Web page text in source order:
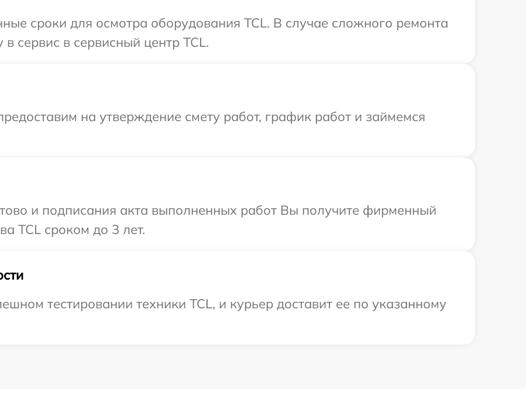
сроки для осмотра оборудования TCL. В случае сложного ремонта
сервис в сервисный центр TCL.
на утверждение смету работ, график работ и займемся
и подписания акта выполненных работ Вы получите фирменный
TCL сроком до 3 лет.
тестировании техники TCL, и курьер доставит ее по указанному